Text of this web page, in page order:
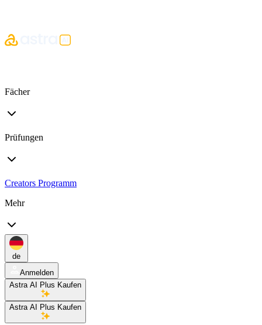
Fächer
Prüfungen
Creators Programm
Mehr
de
Anmelden
Astra AI Plus Kaufen
Astra AI Plus Kaufen